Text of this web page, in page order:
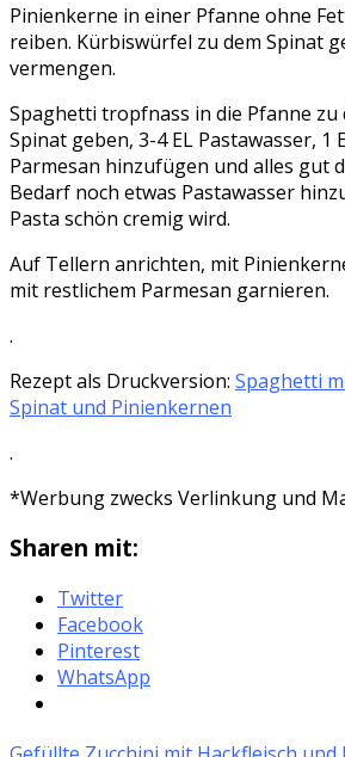
Pinienkerne in einer Pfanne ohne
reiben. Kürbiswürfel zu dem Spinat
vermengen.
Spaghetti tropfnass in die Pfanne zu
Spinat geben, 3-4 EL Pastawasser, 1
Parmesan hinzufügen und alles gut
Bedarf noch etwas Pastawasser
Pasta schön cremig wird.
Auf Tellern anrichten, mit
mit restlichem Parmesan garnieren.
.
Rezept als Druckversion: Spaghetti
Spinat und Pinienkernen
.
*Werbung zwecks Verlinkung und
Sharen mit:
Twitter
Facebook
Pinterest
WhatsApp